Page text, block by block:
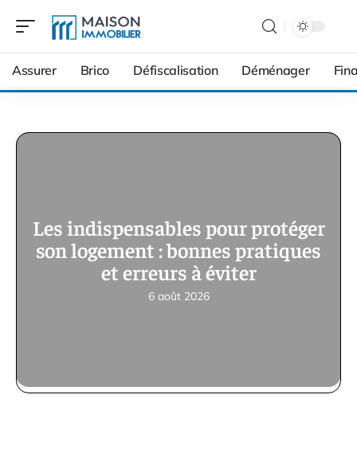
Assurer Brico Défiscalisation Déménager
Les indispensables pour protéger
son logement : bonnes pratiques
et erreurs à éviter
6 août 2026